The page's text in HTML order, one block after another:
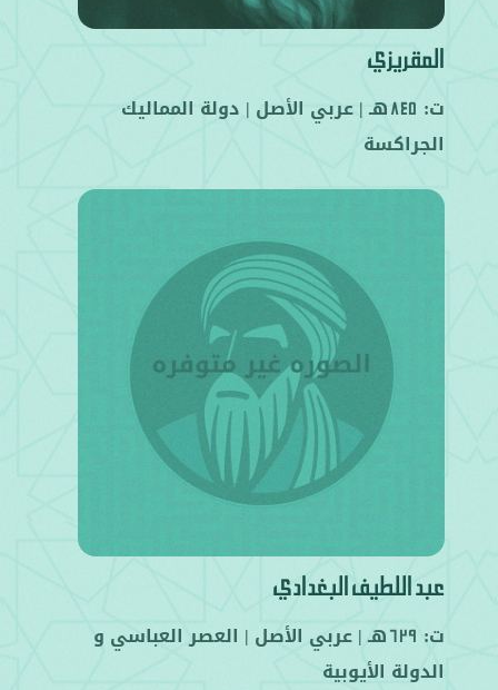
المقريزي
ت: 845هـ |عربي الأصل | دولة المماليك
الجراكسة
عبد اللطيف البغدادي
ت: 629هـ |عربي الأصل | العصر العباسي و
الدولة الأيوبية